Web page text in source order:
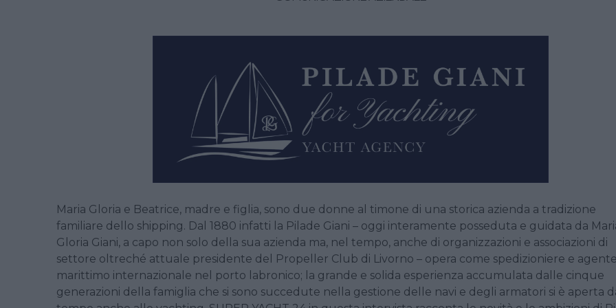
Maria Gloria e Beatrice, madre e figlia, sono due donne al timone di una storica azienda a tradizione
familiare dello shipping. Dal 1880 infatti la Pilade Giani – oggi interamente posseduta e guidata da
Gloria Giani, a capo non solo della sua azienda ma, nel tempo, anche di organizzazioni e associazioni di
settore oltreché attuale presidente del Propeller Club di Livorno – opera come spedizioniere e agente
marittimo internazionale nel porto labronico; la grande e solida esperienza accumulata dalle cinque
generazioni della famiglia che si sono succedute nella gestione delle navi e degli armatori si è aperta